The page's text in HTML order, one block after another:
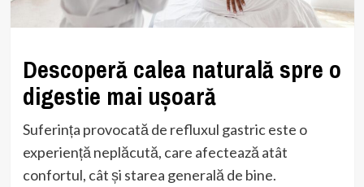
Descoperă calea naturală spre o
digestie mai ușoară
Suferința provocată de refluxul gastric este o
experiență neplăcută, care afectează atât
confortul, cât și starea generală de bine.